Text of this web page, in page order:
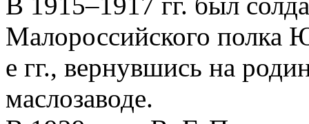
Малороссийского полка
е гг., вернувшись на
маслозаводе.